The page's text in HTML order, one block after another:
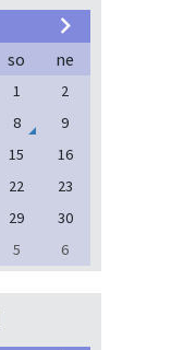
so ne
1
2
8
9
15
16
22
23
29
30
5 6